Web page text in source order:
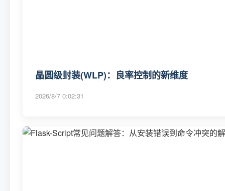
晶圆级封装(WLP)：良率控制的新维度
2026/8/7 0:02:31